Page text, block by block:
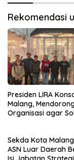
Rekomendasi
Presiden LIRA
Malang,
Organisasi agar
Sekda Kota
ASN Luar Daerah